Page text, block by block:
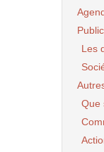
Les
Que